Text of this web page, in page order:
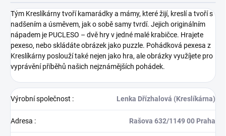
Tým Kreslíkárny tvoří kamarádky a mámy, které žijí, kreslí a tvoří s
nadšením a úsměvem, jak o sobě samy tvrdí. Jejich originálním
nápadem je PUCLESO – dvě hry v jedné malé krabičce. Hrajete
pexeso, nebo skládáte obrázek jako puzzle. Pohádková pexesa z
Kreslíkárny poslouží také nejen jako hra, ale obrázky využíjete pro
vyprávění příběhů našich nejznámějších pohádek.
Výrobní společnost : Lenka Dřízhalová (Kreslíkárna)
Adresa : Rašova 632/1149 00 Praha